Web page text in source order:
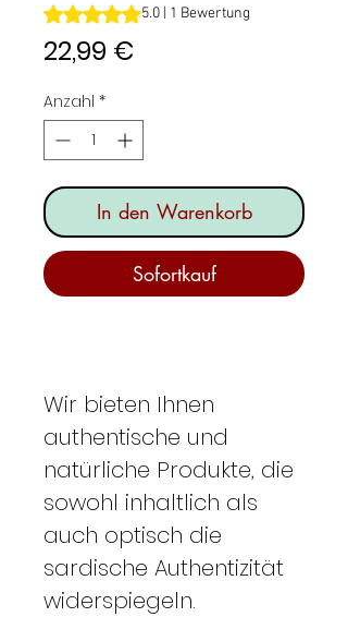
Das Rating beträgt 5.0 von fünf
5.0 | 1 Bewertung
22,99 €
Anzahl *
In den Warenkorb
Sofortkauf
Wir bieten Ihnen
authentische und
natürliche Produkte, die
sowohl inhaltlich als
auch optisch die
sardische Authentizität
widerspiegeln.